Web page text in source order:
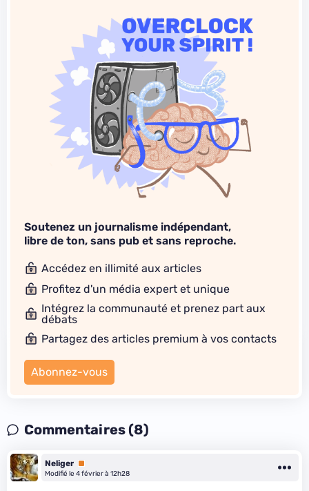
Soutenez un journalisme indépendant,
libre de ton, sans pub et sans reproche.
Accédez en illimité aux articles
Profitez d'un média expert et unique
Intégrez la communauté et prenez part aux
débats
Partagez des articles premium à vos contacts
Abonnez-vous
Commentaires (8)
Neliger Premium
Modifié le 4 février à 12h28